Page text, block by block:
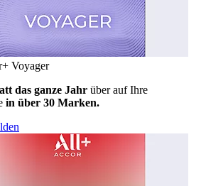
Voyager
das ganze Jahr über auf Ihre
in über 30 Marken.